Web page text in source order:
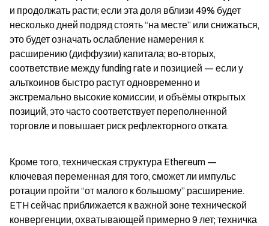
и продолжать расти; если эта доля вблизи 49% будет
несколько дней подряд стоять “на месте” или снижаться,
это будет означать ослабление намерения к
расширению (диффузии) капитала; во‑вторых,
соответствие между funding rate и позицией — если у
альткоинов быстро растут одновременно и
экстремально высокие комиссии, и объёмы открытых
позиций, это часто соответствует переполненной
торговле и повышает риск рефлекторного отката.
Кроме того, техническая структура Ethereum —
ключевая переменная для того, сможет ли импульс
ротации пройти “от малого к большому” расширение.
ETH сейчас приближается к важной зоне технической
конвергенции, охватывающей примерно 9 лет; техничка